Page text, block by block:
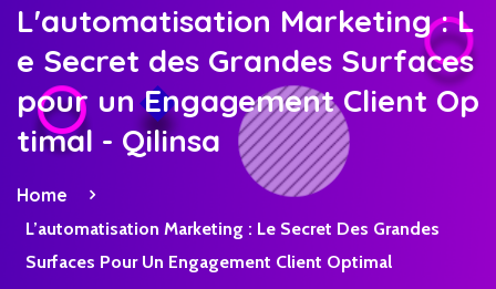
L'automatisation Marketing : L
e Secret des Grandes Surfaces
pour un Engagement Client Op
timal - Qilinsa
Home
L’automatisation Marketing : Le Secret Des Grandes
Surfaces Pour Un Engagement Client Optimal